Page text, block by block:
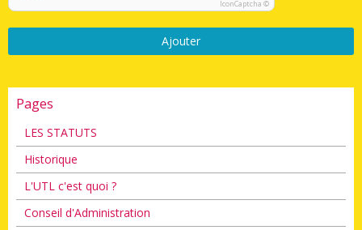
IconCaptcha ©
Ajouter
Pages
LES STATUTS
Historique
L'UTL c'est quoi ?
Conseil d'Administration